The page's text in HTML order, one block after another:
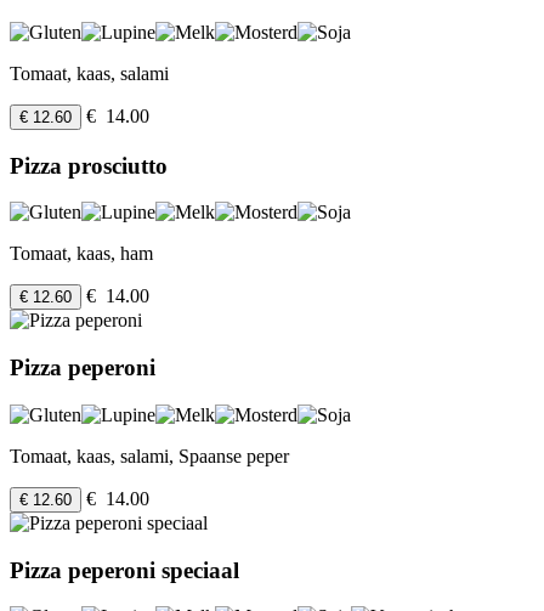
Tomaat, kaas, salami
€ 12.60 € 14.00
Pizza prosciutto
Tomaat, kaas, ham
€ 12.60 € 14.00
Pizza peperoni
Tomaat, kaas, salami, Spaanse peper
€ 12.60 € 14.00
Pizza peperoni speciaal